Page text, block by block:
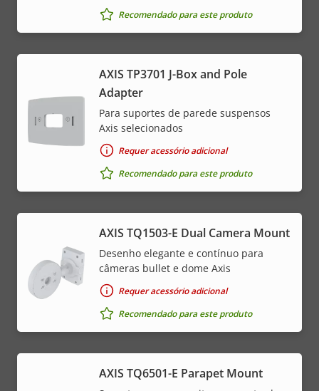
Recomendado para este produto
AXIS TP3701 J-Box and Pole
Adapter
Para suportes de parede suspensos
Axis selecionados
Requer acessório adicional
Recomendado para este produto
AXIS TQ1503-E Dual Camera Mount
Desenho elegante e contínuo para
câmeras bullet e dome Axis
Requer acessório adicional
Recomendado para este produto
AXIS TQ6501-E Parapet Mount